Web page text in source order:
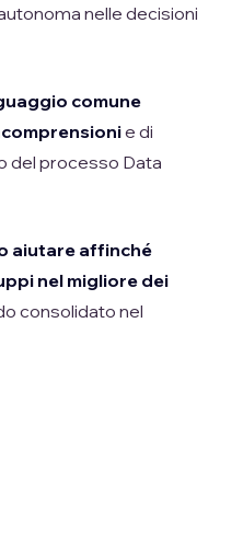
nelle decisioni
comune
e di
del processo Data
aiutare affinché
nel migliore dei
consolidato nel